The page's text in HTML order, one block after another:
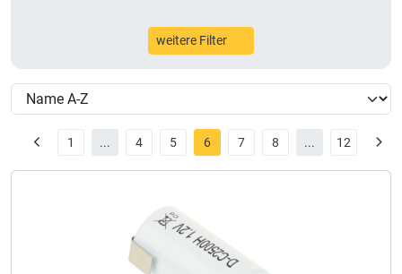
weitere Filter
1 ... 4 5 6 7 8 ... 12